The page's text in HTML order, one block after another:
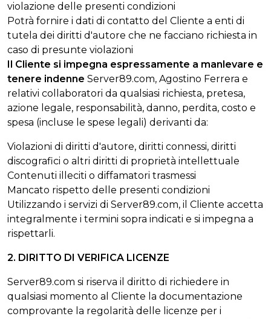
violazione delle presenti condizioni
Potrà fornire i dati di contatto del Cliente a enti di
tutela dei diritti d'autore che ne facciano richiesta in
caso di presunte violazioni
Il Cliente si impegna espressamente a manlevare e
tenere indenne Server89.com, Agostino Ferrera e
relativi collaboratori da qualsiasi richiesta, pretesa,
azione legale, responsabilità, danno, perdita, costo e
spesa (incluse le spese legali) derivanti da:
Violazioni di diritti d'autore, diritti connessi, diritti
discografici o altri diritti di proprietà intellettuale
Contenuti illeciti o diffamatori trasmessi
Mancato rispetto delle presenti condizioni
Utilizzando i servizi di Server89.com, il Cliente accetta
integralmente i termini sopra indicati e si impegna a
rispettarli.
2. DIRITTO DI VERIFICA LICENZE
Server89.com si riserva il diritto di richiedere in
qualsiasi momento al Cliente la documentazione
comprovante la regolarità delle licenze per i